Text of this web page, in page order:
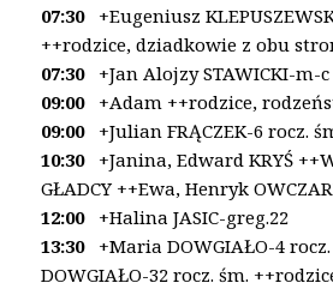
07:30+Eugeniusz
++rodzice, dziadkowie z obu
07:30+Jan Alojzy STAWICKI-m-
09:00+Adam ++rodzice,
09:00+Julian FRĄCZEK-6 rocz.
10:30 +Janina, Edward KRYŚ
GŁADCY ++Ewa, Henryk
12:00 +Halina JASIC-greg.22
13:30 +Maria DOWGIAŁO-4
DOWGIAŁO-32 rocz. śm.